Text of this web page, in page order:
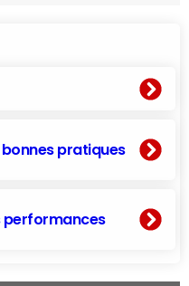
bonnes pratiques
performances